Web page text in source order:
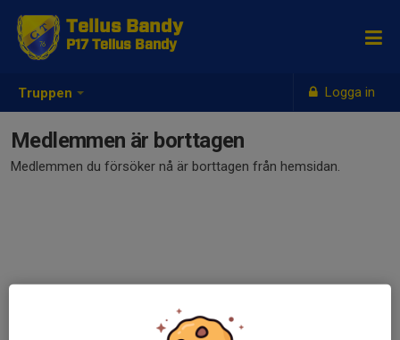
Truppen Logga in
Tellus Bandy
P17 Tellus Bandy
Medlemmen är borttagen
Medlemmen du försöker nå är borttagen från hemsidan.